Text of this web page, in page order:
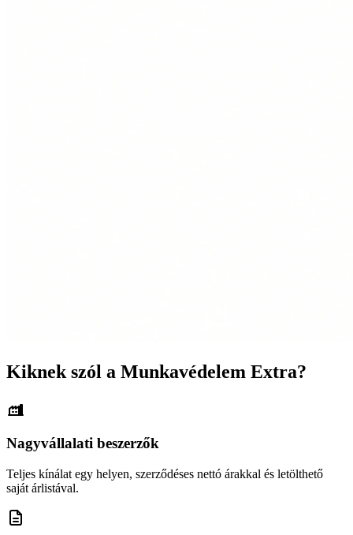
Kiknek szól a Munkavédelem Extra?
Nagyvállalati beszerzők
Teljes kínálat egy helyen, szerződéses nettó árakkal és letölthető
saját árlistával.